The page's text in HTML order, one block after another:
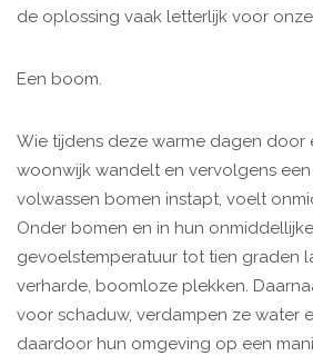
de oplossing vaak letterlijk voor
Een boom.
Wie tijdens deze warme dagen door
woonwijk wandelt en vervolgens
volwassen bomen instapt, voelt
Onder bomen en in hun
gevoelstemperatuur tot tien graden
verharde, boomloze plekken.
voor schaduw, verdampen ze water
daardoor hun omgeving op een